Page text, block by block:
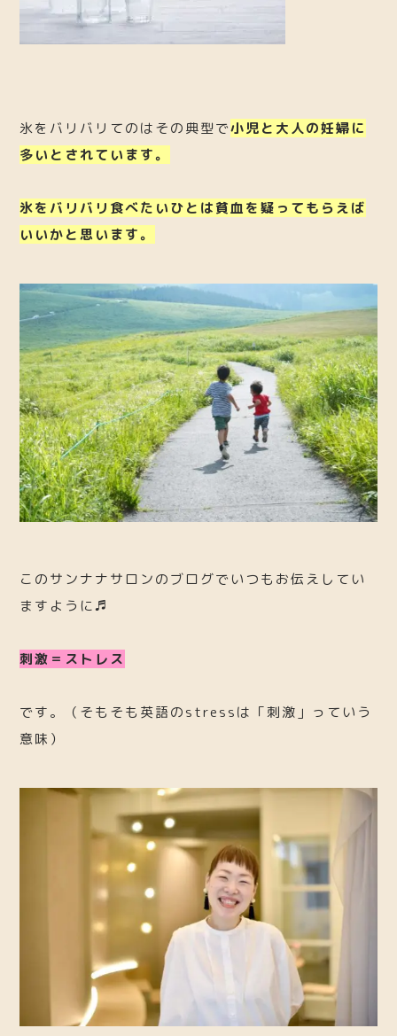
氷をバリバリてのはその典型で小児と大人の妊婦に
多いとされています。
氷をバリバリ食べたいひとは貧血を疑ってもらえば
いいかと思います。
このサンナナサロンのブログでいつもお伝えしてい
ますように♬
刺激＝ストレス
です。（そもそも英語のstressは「刺激」っていう
意味）